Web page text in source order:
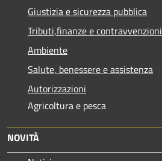
Giustizia e sicurezza pubblica
Tributi,finanze e contravvenzioni
Ambiente
Salute, benessere e assistenza
Autorizzazioni
Agricoltura e pesca
NOVITÀ